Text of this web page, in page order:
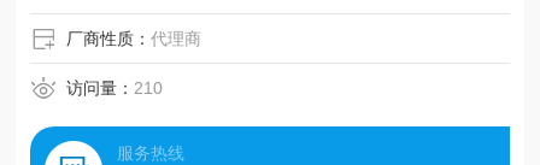
厂商性质：代理商
访问量： 210
服务热线